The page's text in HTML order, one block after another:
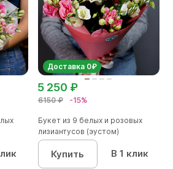
Доставка 0₽
6150 ₽ -15%
5 250 ₽
Букет из 9 белых и розовых
лизиантусов (эустом)
Купить В 1 клик